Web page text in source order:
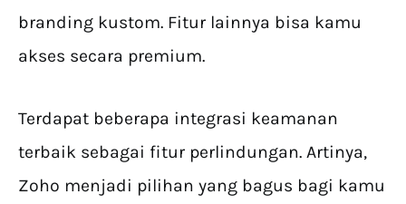
branding kustom. Fitur lainnya bisa kamu
akses secara premium.
Terdapat beberapa integrasi keamanan
terbaik sebagai fitur perlindungan. Artinya,
Zoho menjadi pilihan yang bagus bagi kamu